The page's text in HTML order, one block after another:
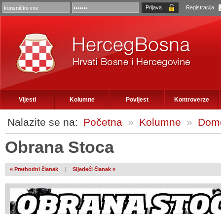
Registracija
Vijesti Kolumne Povijest Kontroverze
Nalazite se na: Početna » Kolumne »
Obrana Stoca
« Prethodni članak | Sljedeći članak »